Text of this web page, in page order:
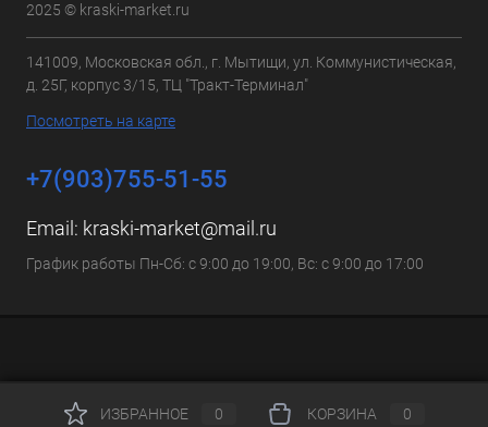
2025 © kraski-market.ru
141009, Московская обл., г. Мытищи, ул. Коммунистическая,
д. 25Г, корпус 3/15, ТЦ "Тракт-Терминал"
Посмотреть на карте
+7(903)755-51-55
Email: kraski-market@mail.ru
График работы Пн-Сб: с 9:00 до 19:00, Вс: с 9:00 до 17:00
ИЗБРАННОЕ 0 КОРЗИНА 0